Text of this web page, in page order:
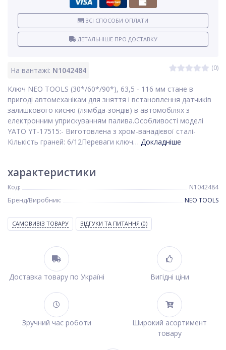
На вантажі: N1042484 (0)
Ключ NEO TOOLS (30*/60*/90*), 63,5 - 116 мм стане в
пригоді автомеханікам для зняття і встановлення датчиків
залишкового кисню (лямбда-зондів) в автомобілях з
електронним уприскуванням палива.Особливості моделі
YATO YT-17515:- Виготовлена з хром-ванадієвої сталі-
Кількість граней: 6/12Переваги ключ… Докладніше
ВСІ СПОСОБИ ОПЛАТИ
ДЕТАЛЬНІШЕ ПРО ДОСТАВКУ
характеристики
Код:
N1042484
Бренд/Виробник:
NEO TOOLS
САМОВИВІЗ ТОВАРУ ВІДГУКИ ТА ПИТАННЯ (0)
Доставка товару по Україні Вигідні ціни
Зручний час роботи
Широкий асортимент
товару